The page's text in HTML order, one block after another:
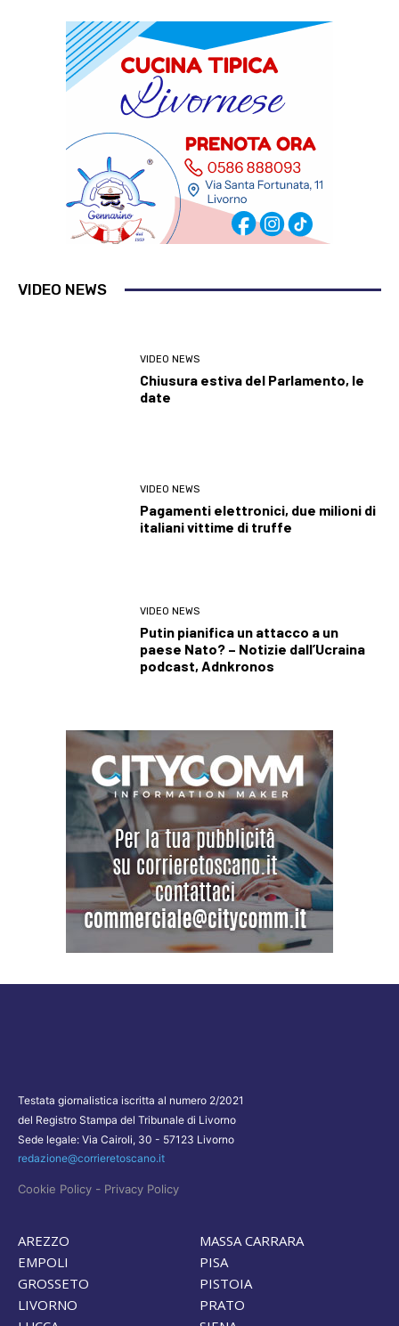
VIDEO NEWS
VIDEO NEWS
Chiusura estiva del Parlamento, le
date
VIDEO NEWS
Pagamenti elettronici, due milioni di
italiani vittime di truffe
VIDEO NEWS
Putin pianifica un attacco a un
paese Nato? – Notizie dall’Ucraina
podcast, Adnkronos
Testata giornalistica iscritta al numero 2/2021
del Registro Stampa del Tribunale di Livorno
Sede legale: Via Cairoli, 30 - 57123 Livorno
redazione@corrieretoscano.it
Cookie Policy - Privacy Policy
AREZZO
EMPOLI
GROSSETO
LIVORNO
MASSA CARRARA
PISA
PISTOIA
PRATO